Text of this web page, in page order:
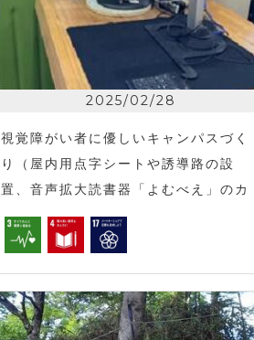
2025/02/28
視覚障がい者に優しいキャンパスづく
り（屋内用点字シートや誘導路の設
置、音声拡大読書器「よむべえ」のカ